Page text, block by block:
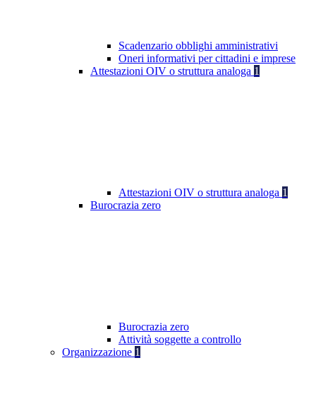
Scadenzario obblighi amministrativi
Oneri informativi per cittadini e imprese
Attestazioni OIV o struttura analoga 1
Attestazioni OIV o struttura analoga 1
Burocrazia zero
Burocrazia zero
Attività soggette a controllo
Organizzazione 1